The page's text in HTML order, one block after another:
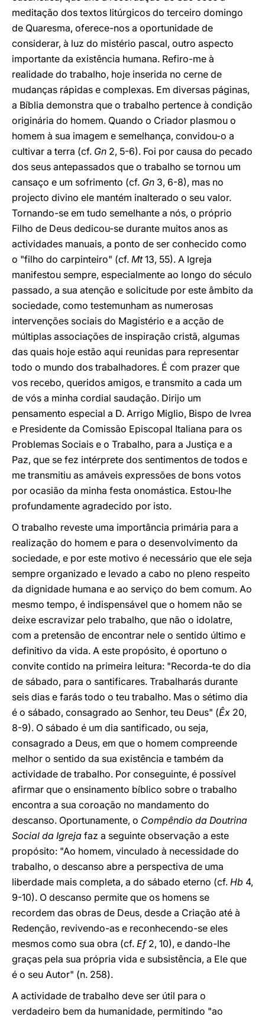
meditação dos textos litúrgicos do terceiro domingo
de Quaresma, oferece-nos a oportunidade de
considerar, à luz do mistério pascal, outro aspecto
importante da existência humana. Refiro-me à
realidade do trabalho, hoje inserida no cerne de
mudanças rápidas e complexas. Em diversas páginas,
a Bíblia demonstra que o trabalho pertence à condição
originária do homem. Quando o Criador plasmou o
homem à sua imagem e semelhança, convidou-o a
cultivar a terra (cf. Gn 2, 5-6). Foi por causa do pecado
dos seus antepassados que o trabalho se tornou um
cansaço e um sofrimento (cf. Gn 3, 6-8), mas no
projecto divino ele mantém inalterado o seu valor.
Tornando-se em tudo semelhante a nós, o próprio
Filho de Deus dedicou-se durante muitos anos as
actividades manuais, a ponto de ser conhecido como
o "filho do carpinteiro" (cf. Mt13, 55). A Igreja
manifestou sempre, especialmente ao longo do século
passado, a sua atenção e solicitude por este âmbito da
sociedade, como testemunham as numerosas
intervenções sociais do Magistério e a acção de
múltiplas associações de inspiração cristã, algumas
das quais hoje estão aqui reunidas para representar
todo o mundo dos trabalhadores. É com prazer que
vos recebo, queridos amigos, e transmito a cada um
de vós a minha cordial saudação. Dirijo um
pensamento especial a D. Arrigo Miglio, Bispo de Ivrea
e Presidente da Comissão Episcopal Italiana para os
Problemas Sociais e o Trabalho, para a Justiça e a
Paz, que se fez intérprete dos sentimentos de todos e
me transmitiu as amáveis expressões de bons votos
por ocasião da minha festa onomástica. Estou-lhe
profundamente agradecido por isto.
O trabalho reveste uma importância primária para a
realização do homem e para o desenvolvimento da
sociedade, e por este motivo é necessário que ele seja
sempre organizado e levado a cabo no pleno respeito
da dignidade humana e ao serviço do bem comum. Ao
mesmo tempo, é indispensável que o homem não se
deixe escravizar pelo trabalho, que não o idolatre,
com a pretensão de encontrar nele o sentido último e
definitivo da vida. A este propósito, é oportuno o
convite contido na primeira leitura: "Recorda-te do dia
de sábado, para o santificares. Trabalharás durante
seis dias e farás todo o teu trabalho. Mas o sétimo dia
é o sábado, consagrado ao Senhor, teu Deus" (Êx 20,
8-9). O sábado é um dia santificado, ou seja,
consagrado a Deus, em que o homem compreende
melhor o sentido da sua existência e também da
actividade de trabalho. Por conseguinte, é possível
afirmar que o ensinamento bíblico sobre o trabalho
encontra a sua coroação no mandamento do
descanso. Oportunamente, o Compêndio da Doutrina
Social da Igreja faz a seguinte observação a este
propósito: "Ao homem, vinculado à necessidade do
trabalho, o descanso abre a perspectiva de uma
liberdade mais completa, a do sábado eterno (cf. Hb 4,
9-10). O descanso permite que os homens se
recordem das obras de Deus, desde a Criação até à
Redenção, revivendo-as e reconhecendo-se eles
mesmos como sua obra (cf. Ef 2, 10), e dando-lhe
graças pela sua própria vida e subsistência, a Ele que
é o seu Autor" (n. 258).
A actividade de trabalho deve ser útil para o
verdadeiro bem da humanidade, permitindo "ao